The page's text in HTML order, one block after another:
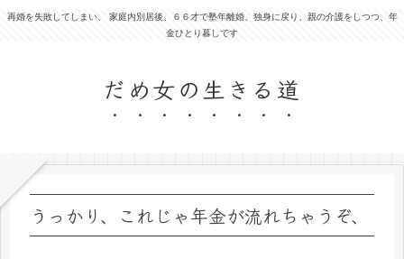
再婚を失敗してしまい、 家庭内別居後、６６才で塾年離婚、独身に戻り、親の介護をしつつ、年
金ひとり暮しです
だめ女の生きる道
うっかり、これじゃ年金が流れちゃうぞ、